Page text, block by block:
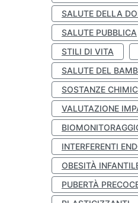
SALUTE DELLA
SALUTE PUBBLICA
STILI DI VITA
SALUTE DEL
SOSTANZE
VALUTAZIONE
INTERFERENTI
OBESITÀ
PUBERTÀ